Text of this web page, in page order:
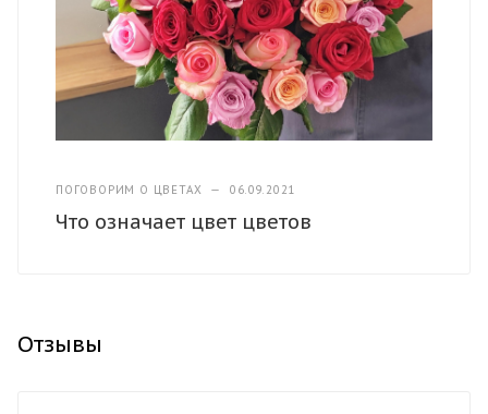
ПОГОВОРИМ О ЦВЕТАХ — 06.09.2021
Что означает цвет цветов
Отзывы